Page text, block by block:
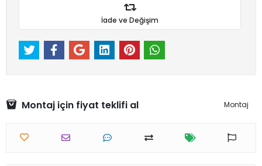
İade ve Değişim
Montaj için fiyat teklifi al Montaj